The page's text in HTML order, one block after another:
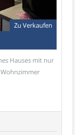
Zu Verkaufen
Hauses mit nur